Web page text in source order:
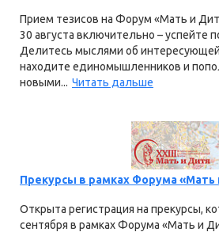
Прием тезисов на Форум «Мать и
30 августа включительно – успейте
Делитесь мыслями об
находите единомышленников и
новыми... Читать дальше
Прекурсы в рамках Форума «Мать
Открыта регистрация на прекурсы,
сентября в рамках Форума «Мать и